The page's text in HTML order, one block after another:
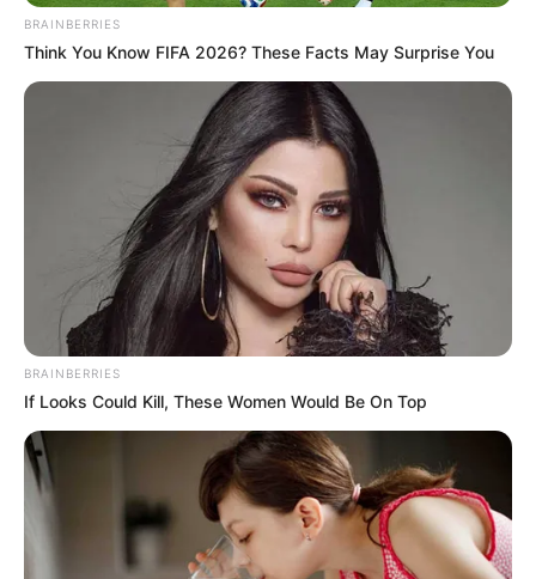
Υγειονομικοί: Επιστολή-κόλαφος στην επέτειο των...
REINER FUELLMICH ΓΙΑ ΤΗΝ
ΝΥΡΕΜΒΕΡΓΗ 2: «ΣΕ 2 ΕΩΣ 3
ΕΒΔΟΜΑΔΕΣ, ΘΑ...
Η Εκδικητική μανία της
κυβέρνησης Μητσοτάκη
εναντίον αυτού που έβγαλε
την αλήθεια...
ΗΠΑ: Ο Αμερικανικός
Ερυθρός Σταυρός πιάστηκε
εμβολιασμένων με αίμα...
Ο Τραμπ αποκαλύπτει τον
μεγαλύτερο φόβο του,
προειδοποιεί «Βρισκόμαστε
στην πιο επικίνδυνη...
BRAINBERRIES
Think You Know FIFA 2026? These Facts May Surprise You
BRAINBERRIES
If Looks Could Kill, These Women Would Be On Top